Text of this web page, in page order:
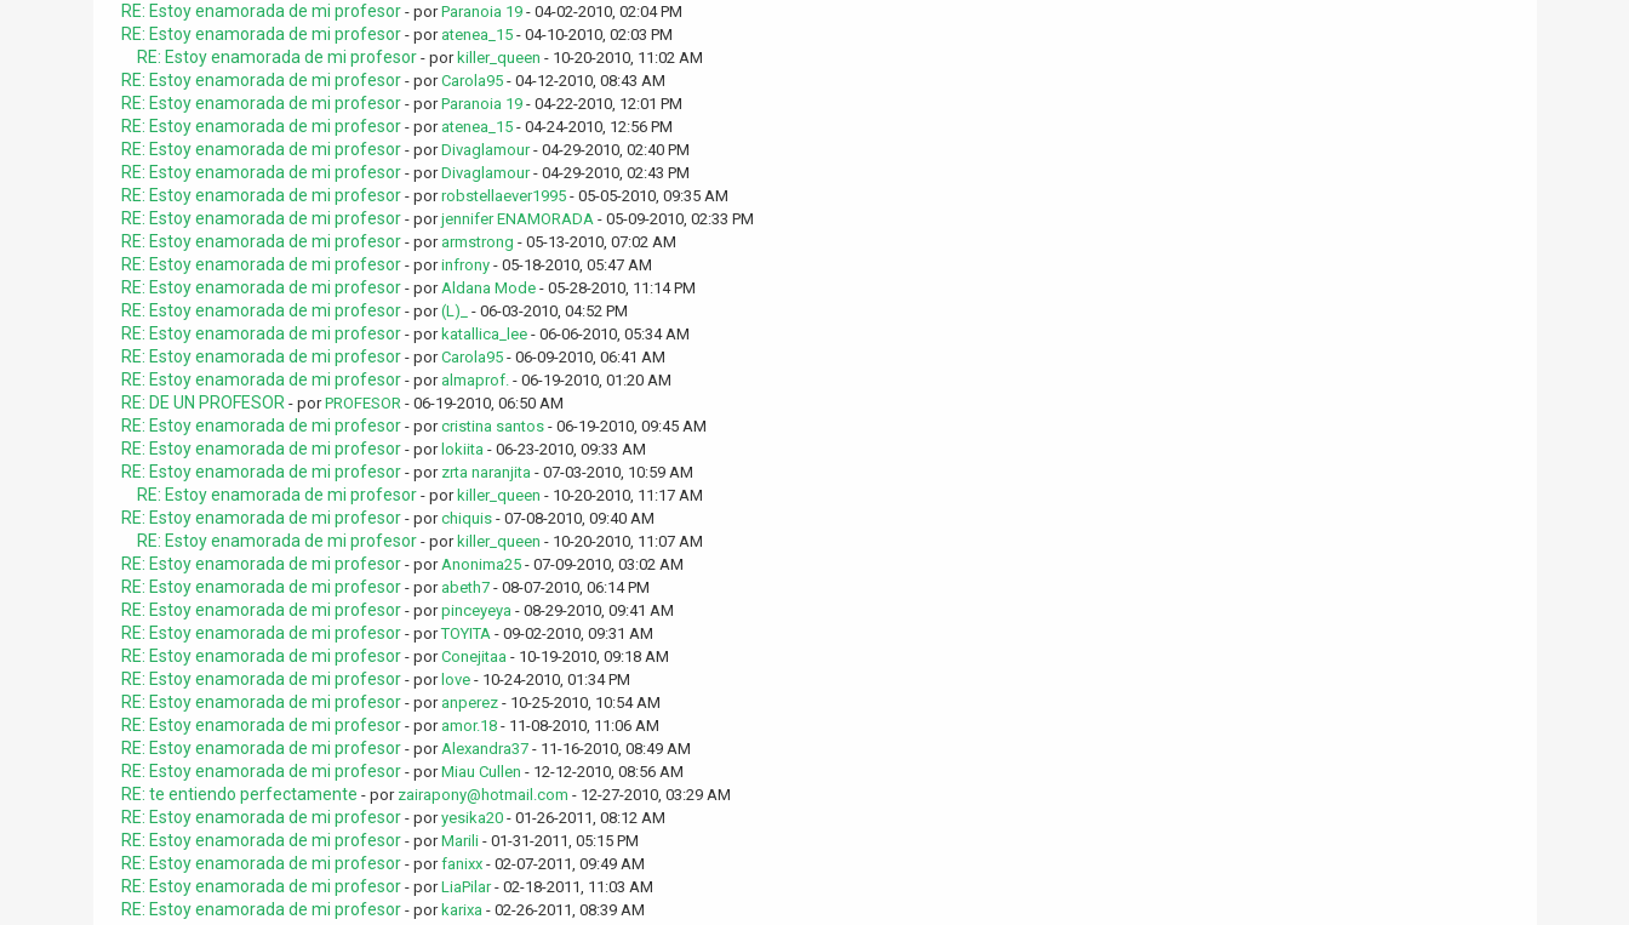
RE: Estoy enamorada de mi profesor - porParanoia 19- 04-02-2010, 02:04 PM
RE: Estoy enamorada de mi profesor - por atenea_15- 04-10-2010, 02:03 PM
RE: Estoy enamorada de mi profesor - por killer_queen - 10-20-2010, 11:02 AM
RE: Estoy enamorada de mi profesor - porCarola95- 04-12-2010, 08:43 AM
RE: Estoy enamorada de mi profesor - porParanoia 19- 04-22-2010, 12:01 PM
RE: Estoy enamorada de mi profesor - por atenea_15- 04-24-2010, 12:56 PM
RE: Estoy enamorada de mi profesor - porDivaglamour- 04-29-2010, 02:40 PM
RE: Estoy enamorada de mi profesor - porDivaglamour- 04-29-2010, 02:43 PM
RE: Estoy enamorada de mi profesor - porrobstellaever1995- 05-05-2010, 09:35 AM
RE: Estoy enamorada de mi profesor - porjennifer ENAMORADA- 05-09-2010, 02:33 PM
RE: Estoy enamorada de mi profesor - por armstrong - 05-13-2010, 07:02 AM
RE: Estoy enamorada de mi profesor - porinfrony- 05-18-2010, 05:47 AM
RE: Estoy enamorada de mi profesor - porAldana Mode- 05-28-2010, 11:14 PM
RE: Estoy enamorada de mi profesor - por(L)_ - 06-03-2010, 04:52 PM
RE: Estoy enamorada de mi profesor - por katallica_lee- 06-06-2010, 05:34 AM
RE: Estoy enamorada de mi profesor - porCarola95- 06-09-2010, 06:41 AM
RE: Estoy enamorada de mi profesor - por almaprof.- 06-19-2010, 01:20 AM
RE: DE UN PROFESOR - porPROFESOR- 06-19-2010, 06:50 AM
RE: Estoy enamorada de mi profesor - porcristina santos- 06-19-2010, 09:45 AM
RE: Estoy enamorada de mi profesor - por lokiita - 06-23-2010, 09:33 AM
RE: Estoy enamorada de mi profesor - por zrta naranjita - 07-03-2010, 10:59 AM
RE: Estoy enamorada de mi profesor - por killer_queen - 10-20-2010, 11:17 AM
RE: Estoy enamorada de mi profesor - porchiquis- 07-08-2010, 09:40 AM
RE: Estoy enamorada de mi profesor - por killer_queen - 10-20-2010, 11:07 AM
RE: Estoy enamorada de mi profesor - porAnonima25- 07-09-2010, 03:02 AM
RE: Estoy enamorada de mi profesor - por abeth7- 08-07-2010, 06:14 PM
RE: Estoy enamorada de mi profesor - porpinceyeya - 08-29-2010, 09:41 AM
RE: Estoy enamorada de mi profesor - porTOYITA- 09-02-2010, 09:31 AM
RE: Estoy enamorada de mi profesor - porConejitaa - 10-19-2010, 09:18 AM
RE: Estoy enamorada de mi profesor - por love- 10-24-2010, 01:34 PM
RE: Estoy enamorada de mi profesor - por anperez- 10-25-2010, 10:54 AM
RE: Estoy enamorada de mi profesor - por amor.18- 11-08-2010, 11:06 AM
RE: Estoy enamorada de mi profesor - porAlexandra37- 11-16-2010, 08:49 AM
RE: Estoy enamorada de mi profesor - porMiau Cullen - 12-12-2010, 08:56 AM
RE: te entiendo perfectamente - por zairapony@hotmail.com - 12-27-2010, 03:29 AM
RE: Estoy enamorada de mi profesor - poryesika20- 01-26-2011, 08:12 AM
RE: Estoy enamorada de mi profesor - porMarili- 01-31-2011, 05:15 PM
RE: Estoy enamorada de mi profesor - porfanixx- 02-07-2011, 09:49 AM
RE: Estoy enamorada de mi profesor - porLiaPilar- 02-18-2011, 11:03 AM
RE: Estoy enamorada de mi profesor - por karixa - 02-26-2011, 08:39 AM